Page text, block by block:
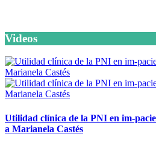
Videos
Utilidad clínica de la PNI en im-
a Marianela Castés